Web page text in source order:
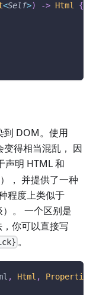
<Self>) -> Html
{
到 DOM。使用
得相当混乱， 因
声明 HTML 和
， 并提供了一种
程度上类似于
）。 一个区别是
你可以直接写
。
, Html , Properties